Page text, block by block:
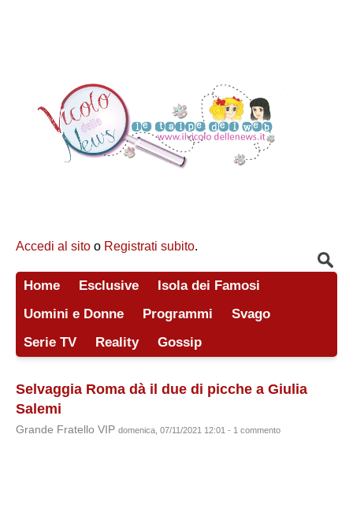
Accedi al sito o Registrati subito.
Home Esclusive
Isola dei Famosi
Uomini e Donne
Programmi
Svago
Serie TV
Reality Gossip
Selvaggia Roma dà il due di picche a Giulia
Salemi
Grande Fratello VIP domenica, 07/11/2021 12:01 - 1 commento